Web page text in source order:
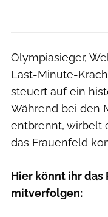
Olympiasieger,
Last-Minute-
steuert auf ein
Während bei den
entbrennt, wirbelt
das Frauenfeld
Hier könnt ihr das
mitverfolgen: